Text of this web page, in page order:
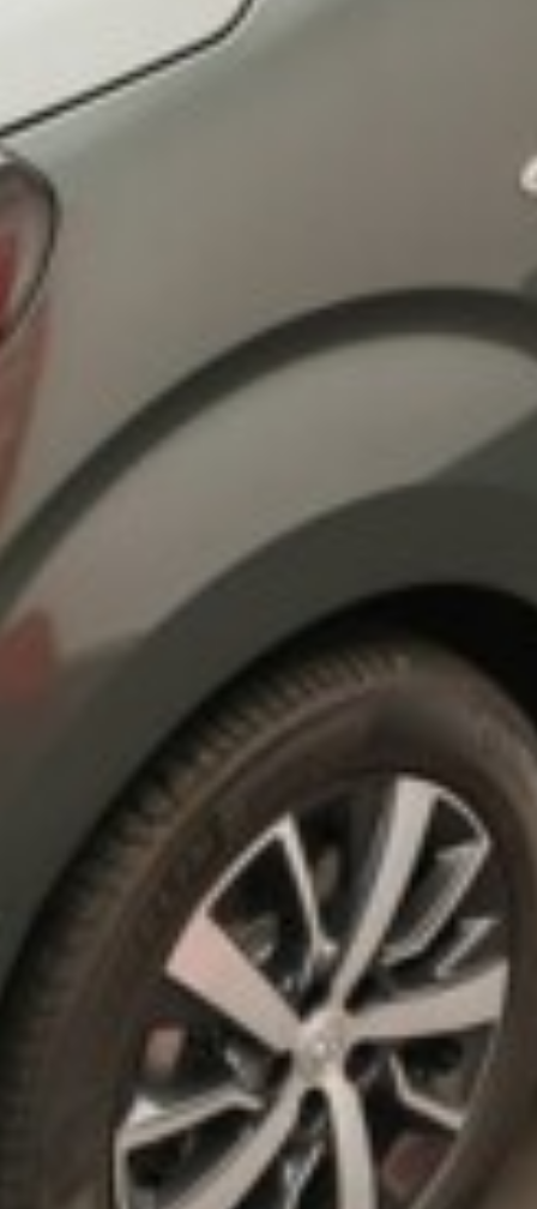
Souhlasím se zpracováním
*
Přihlášení k odběru novinek